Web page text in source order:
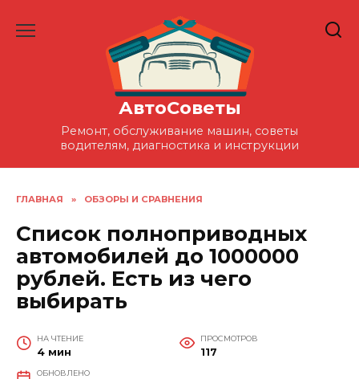
АвтоСоветы
Ремонт, обслуживание машин, советы
водителям, диагностика и инструкции
ГЛАВНАЯ » ОБЗОРЫ И СРАВНЕНИЯ
Список полноприводных
автомобилей до 1000000
рублей. Есть из чего
выбирать
НА ЧТЕНИЕ
4 мин
ПРОСМОТРОВ
117
ОБНОВЛЕНО